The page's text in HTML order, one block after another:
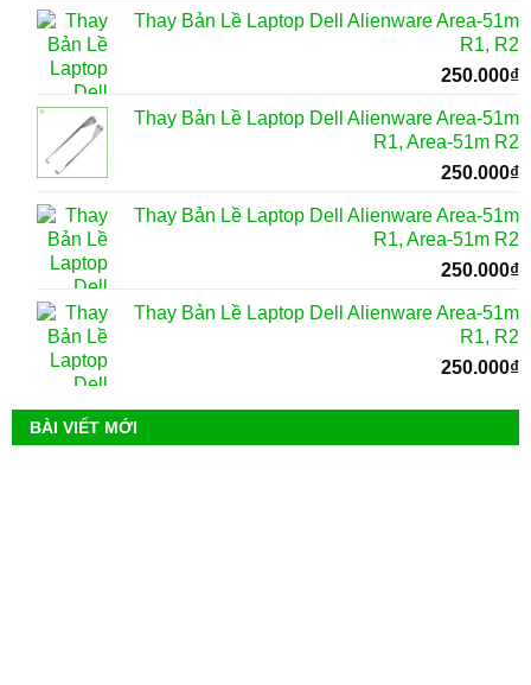
Thay Bản Lề Laptop Dell Alienware Area-51m
R1, R2
250.000₫
Thay Bản Lề Laptop Dell Alienware Area-51m
R1, Area-51m R2
250.000₫
Thay Bản Lề Laptop Dell Alienware Area-51m
R1, Area-51m R2
250.000₫
Thay Bản Lề Laptop Dell Alienware Area-51m
R1, R2
250.000₫
BÀI VIẾT MỚI